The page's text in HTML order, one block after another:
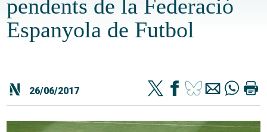
pendents de la Federació
Espanyola de Futbol
26/06/2017